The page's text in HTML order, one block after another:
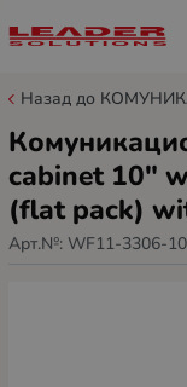
Назад до
cabinet 10"
(flat pack)
Арт.№: WF11-3306-